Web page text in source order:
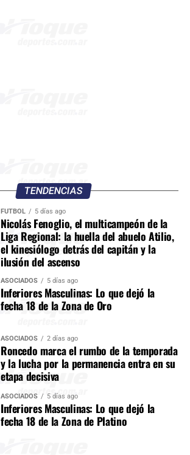
TENDENCIAS
FÚTBOL 5 días ago
Nicolás Fenoglio, el multicampeón de la
Liga Regional: la huella del abuelo Atilio,
el kinesiólogo detrás del capitán y la
ilusión del ascenso
ASOCIADOS 5 días ago
Inferiores Masculinas: Lo que dejó la
fecha 18 de la Zona de Oro
ASOCIADOS 2 días ago
Roncedo marca el rumbo de la temporada
y la lucha por la permanencia entra en su
etapa decisiva
ASOCIADOS 5 días ago
Inferiores Masculinas: Lo que dejó la
fecha 18 de la Zona de Platino